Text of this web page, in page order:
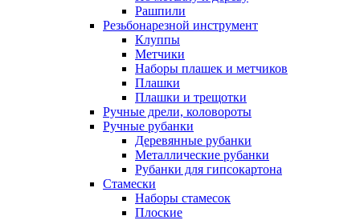
Рашпили
Резьбонарезной инструмент
Клуппы
Метчики
Наборы плашек и метчиков
Плашки
Плашки и трещотки
Ручные дрели, коловороты
Ручные рубанки
Деревянные рубанки
Металлические рубанки
Рубанки для гипсокартона
Стамески
Наборы стамесок
Плоские